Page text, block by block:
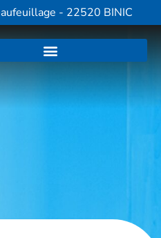
- 22520 BINIC